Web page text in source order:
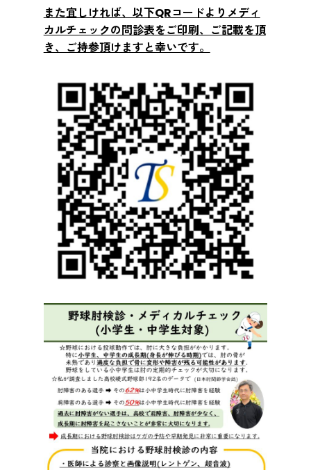
また宜しければ、以下QRコードよりメディ
カルチェックの問診表をご印刷、ご記載を頂
き、ご持参頂けますと幸いです。